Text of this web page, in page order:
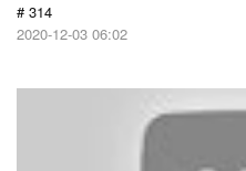
# 314
2020-12-03 06:02